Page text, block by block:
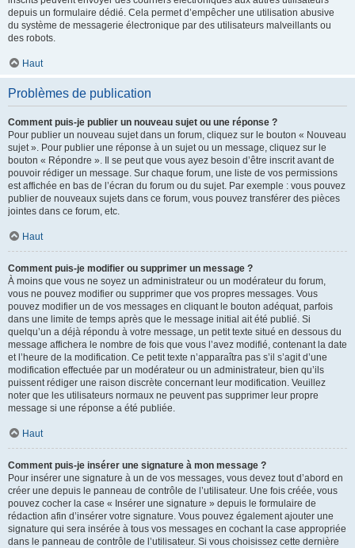
depuis un formulaire dédié. Cela permet d’empêcher une utilisation abusive
du système de messagerie électronique par des utilisateurs malveillants ou
des robots.
Haut
Problèmes de publication
Comment puis-je publier un nouveau sujet ou une réponse ?
Pour publier un nouveau sujet dans un forum, cliquez sur le bouton « Nouveau
sujet ». Pour publier une réponse à un sujet ou un message, cliquez sur le
bouton « Répondre ». Il se peut que vous ayez besoin d’être inscrit avant de
pouvoir rédiger un message. Sur chaque forum, une liste de vos permissions
est affichée en bas de l’écran du forum ou du sujet. Par exemple : vous pouvez
publier de nouveaux sujets dans ce forum, vous pouvez transférer des pièces
jointes dans ce forum, etc.
Haut
Comment puis-je modifier ou supprimer un message ?
À moins que vous ne soyez un administrateur ou un modérateur du forum,
vous ne pouvez modifier ou supprimer que vos propres messages. Vous
pouvez modifier un de vos messages en cliquant le bouton adéquat, parfois
dans une limite de temps après que le message initial ait été publié. Si
quelqu’un a déjà répondu à votre message, un petit texte situé en dessous du
message affichera le nombre de fois que vous l’avez modifié, contenant la date
et l’heure de la modification. Ce petit texte n’apparaîtra pas s’il s’agit d’une
modification effectuée par un modérateur ou un administrateur, bien qu’ils
puissent rédiger une raison discrète concernant leur modification. Veuillez
noter que les utilisateurs normaux ne peuvent pas supprimer leur propre
message si une réponse a été publiée.
Haut
Comment puis-je insérer une signature à mon message ?
Pour insérer une signature à un de vos messages, vous devez tout d’abord en
créer une depuis le panneau de contrôle de l’utilisateur. Une fois créée, vous
pouvez cocher la case « Insérer une signature » depuis le formulaire de
rédaction afin d’insérer votre signature. Vous pouvez également ajouter une
signature qui sera insérée à tous vos messages en cochant la case appropriée
dans le panneau de contrôle de l’utilisateur. Si vous choisissez cette dernière